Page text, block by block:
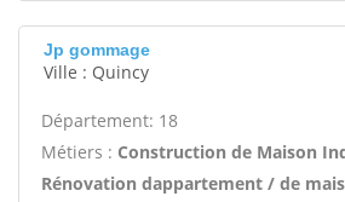
Jp gommage
Ville : Quincy
Département: 18
Métiers : Construction de Maison
Rénovation dappartement / de